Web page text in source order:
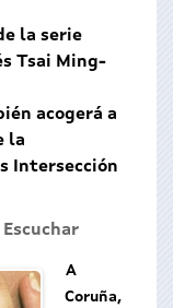
la serie
Tsai Ming-
acogerá a
la
Intersección
Escuchar
A
Coruña,